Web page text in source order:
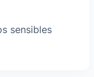
sensibles